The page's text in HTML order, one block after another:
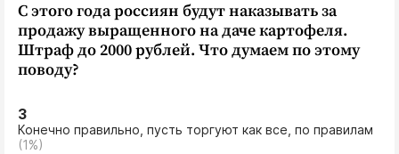
С этого года россиян будут наказывать за
продажу выращенного на даче картофеля.
Штраф до 2000 рублей. Что думаем по этому
поводу?
3
Конечно правильно, пусть торгуют как все, по правилам
(1%)